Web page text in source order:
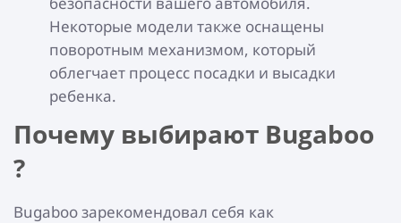
Некоторые модели также оснащены
поворотным механизмом, который
облегчает процесс посадки и высадки
ребенка.
Почему выбирают Bugaboo
?
Bugaboo зарекомендовал себя как